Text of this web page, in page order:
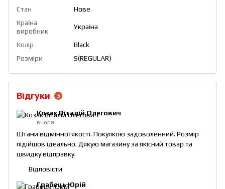
Стан
Нове
Країна
виробник
Україна
Колір
Black
Розміри
S(REGULAR)
Відгуки 3
Козак Віталій Олегович
вчора
Штани відмінної якості. Покупкою задоволенний. Розмір
підійшов ідеально. Дякую магазину за якісний товар та
швидку відправку.
Відповісти
Грабець Юрій